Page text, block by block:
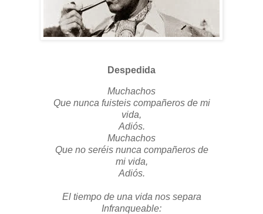
Despedida
Muchachos
Que nunca fuisteis compañeros de mi
vida,
Adiós.
Muchachos
Que no seréis nunca compañeros de
mi vida,
Adiós.
El tiempo de una vida nos separa
Infranqueable: